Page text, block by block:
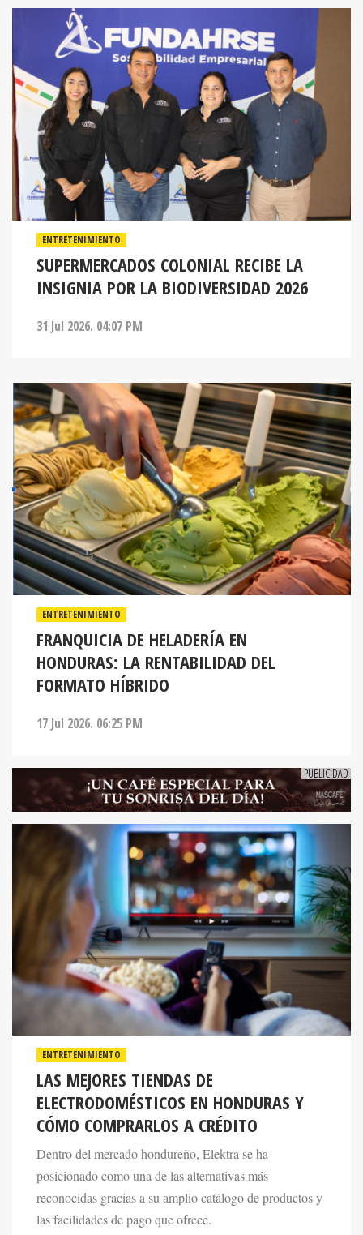
ENTRETENIMIENTO
SUPERMERCADOS COLONIAL RECIBE LA
INSIGNIA POR LA BIODIVERSIDAD 2026
31 Jul 2026. 04:07 PM
ENTRETENIMIENTO
FRANQUICIA DE HELADERÍA EN
HONDURAS: LA RENTABILIDAD DEL
FORMATO HÍBRIDO
17 Jul 2026. 06:25 PM
LAS MEJORES TIENDAS DE
ELECTRODOMÉSTICOS EN HONDURAS Y
CÓMO COMPRARLOS A CRÉDITO
Dentro del mercado hondureño, Elektra se ha
posicionado como una de las alternativas más
reconocidas gracias a su amplio catálogo de productos y
las facilidades de pago que ofrece.